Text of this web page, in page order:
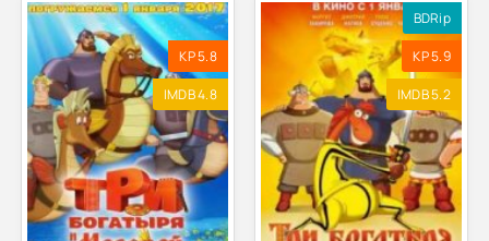
KP 5.8
IMDB 4.8
BDRip
KP 5.9
IMDB 5.2